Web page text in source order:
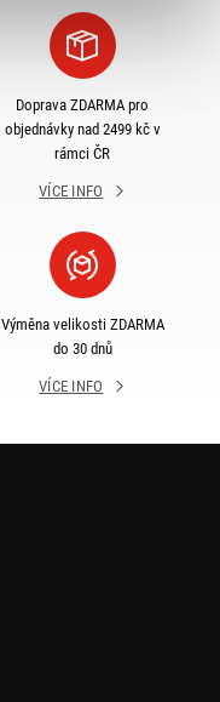
Doprava ZDARMA pro
objednávky nad 2499 kč v
rámci ČR
VÍCE INFO
Výměna velikosti ZDARMA
do 30 dnů
VÍCE INFO